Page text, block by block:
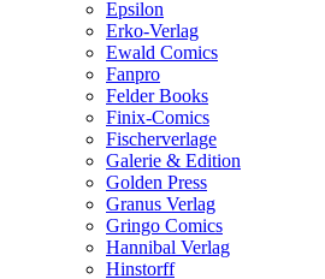
Epsilon
Erko-Verlag
Ewald Comics
Fanpro
Felder Books
Finix-Comics
Fischerverlage
Galerie & Edition
Golden Press
Granus Verlag
Gringo Comics
Hannibal Verlag
Hinstorff